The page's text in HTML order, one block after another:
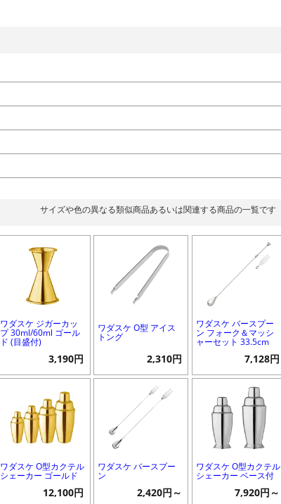
サイズや色の異なる類似商品あるいは関連する商品の一覧です
ワダスケ ジガーカッ
プ 30ml/60ml ゴール
ド (目盛付)
3,190円
ワダスケ O型 アイス
トング
2,310円
ワダスケ バースプー
ン フォーク＆マッシ
ャーセット 33.5cm
7,128円
ワダスケ O型カクテル
シェーカー ゴールド
12,100円
ワダスケ バースプー
ン
2,420円～
ワダスケ O型カクテル
シェーカー ベース付
7,920円～